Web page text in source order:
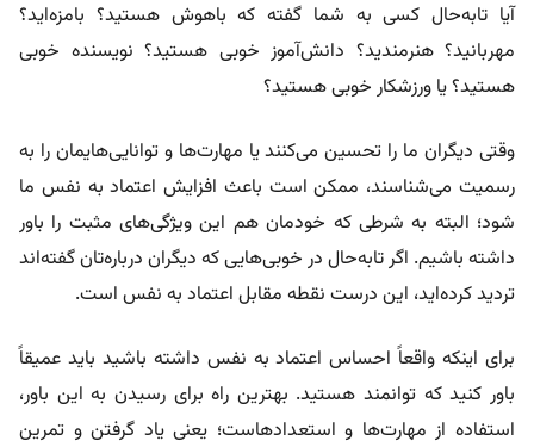
آیا تابه‌حال کسی به شما گفته که باهوش هستید؟ بامزه‌اید؟
مهربانید؟ هنرمندید؟ دانش‌آموز خوبی هستید؟ نویسنده خوبی
هستید؟ یا ورزشکار خوبی هستید؟
وقتی دیگران ما را تحسین می‌کنند یا مهارت‌ها و توانایی‌هایمان را به
رسمیت می‌شناسند، ممکن است باعث افزایش اعتماد به نفس ما
شود؛ البته به شرطی که خودمان هم این ویژگی‌های مثبت را باور
داشته باشیم. اگر تابه‌حال در خوبی‌هایی که دیگران درباره‌تان گفته‌اند
تردید کرده‌اید، این درست نقطه مقابل اعتماد به نفس است.
برای اینکه واقعاً احساس اعتماد به نفس داشته باشید باید عمیقاً
باور کنید که توانمند هستید. بهترین راه برای رسیدن به این باور،
استفاده از مهارت‌ها و استعدادهاست؛ یعنی یاد گرفتن و تمرین